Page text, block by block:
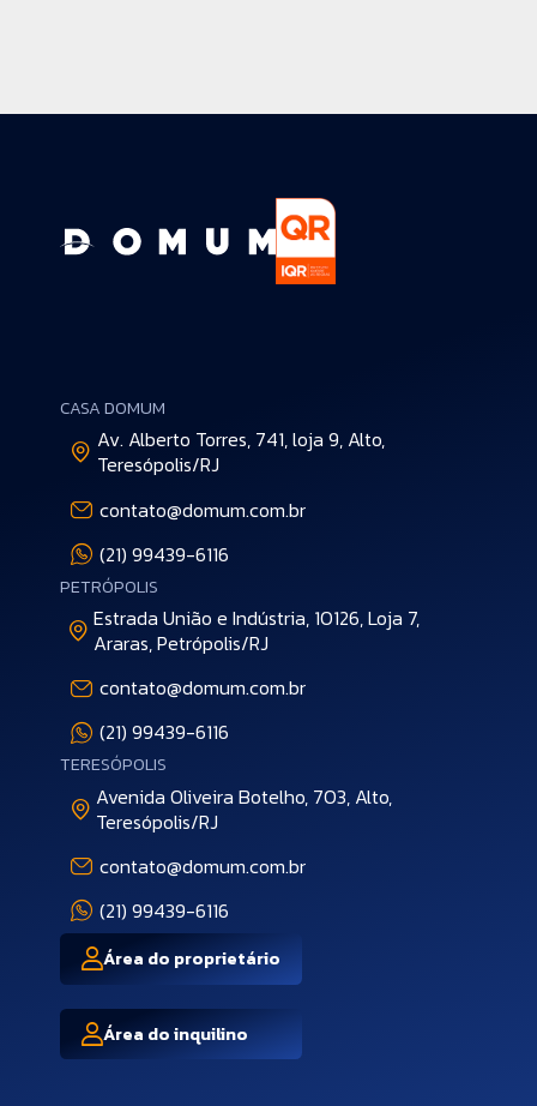
CASA DOMUM
Av. Alberto Torres, 741, loja 9, Alto,
Teresópolis/RJ
contato@domum.com.br
(21) 99439-6116
PETRÓPOLIS
Estrada União e Indústria, 10126, Loja 7,
Araras, Petrópolis/RJ
contato@domum.com.br
(21) 99439-6116
TERESÓPOLIS
Avenida Oliveira Botelho, 703, Alto,
Teresópolis/RJ
contato@domum.com.br
(21) 99439-6116
Área do proprietário
Área do inquilino